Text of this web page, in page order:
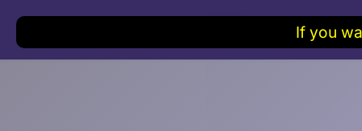
If you